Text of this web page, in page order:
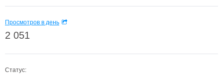
Просмотров в день
2 051
Статус: